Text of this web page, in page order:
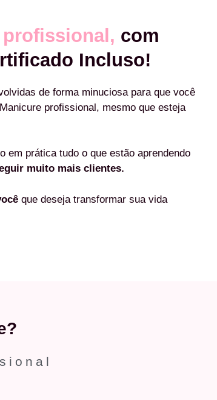
com
Incluso!
de forma minuciosa para que você
profissional, mesmo que esteja
em prática tudo o que estão aprendendo
muito mais clientes.
que deseja transformar sua vida